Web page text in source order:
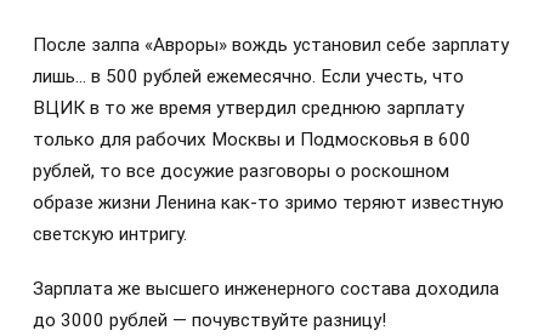
После залпа «Авроры» вождь установил себе зарплату
лишь… в 500 рублей ежемесячно. Если учесть, что
ВЦИК в то же время утвердил среднюю зарплату
только для рабочих Москвы и Подмосковья в 600
рублей, то все досужие разговоры о роскошном
образе жизни Ленина как-то зримо теряют известную
светскую интригу.
Зарплата же высшего инженерного состава доходила
до 3000 рублей — почувствуйте разницу!